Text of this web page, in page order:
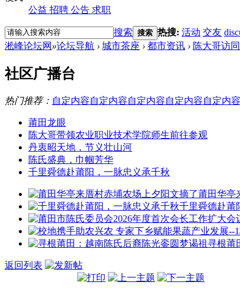
公益 招聘 公告 求职
搜索 搜索 热搜: 活动 交友
淞峰论坛网 »论坛导航 › 城市茶座 › 都市资讯 › 陈大哥访
社区广播台
热门推荐： 自定内容自定内容自定内容自定内容自定内容
莆田龙眼
陈大哥带领农业职业技术学院师生前往参观
丹衷昭天地，节义壮山河
陈氏盛典，巾帼芳华
千里舜德赴莆阳，一脉忠义承千秋
莆田华亭
千里舜德赴莆
寻根莆
返回列表